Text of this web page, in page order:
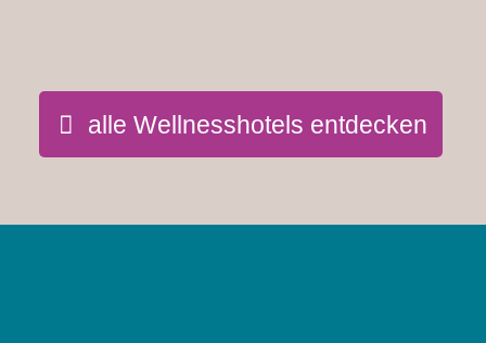
alle Wellnesshotels entdecken